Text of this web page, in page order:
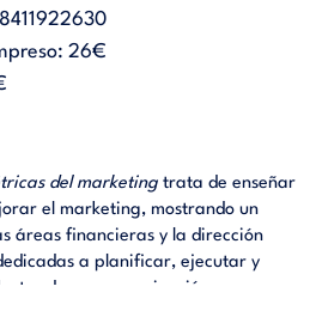
26€
del marketing trata de enseñar
el marketing, mostrando un
áreas financieras y la dirección
a planificar, ejecutar y
de una organización.